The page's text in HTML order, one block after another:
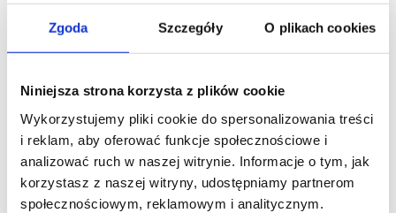
Zgoda Szczegóły O plikach cookies
Niniejsza strona korzysta z plików cookie
Wykorzystujemy pliki cookie do spersonalizowania treści
i reklam, aby oferować funkcje społecznościowe i
analizować ruch w naszej witrynie. Informacje o tym, jak
korzystasz z naszej witryny, udostępniamy partnerom
społecznościowym, reklamowym i analitycznym.
konstrukcji specjalnych w Tarnowskich Górach, takich jak
kominy przemysłowe, hale oraz wieże.
powstałe w wyniku rozbiórek podlegają kruszeniu oraz
przepisami dotyczącymi gospodarowania odpadami.
Świadczymy usługi w sposób profesjonalny,
dotrzymujemy terminów i dbamy o wysoką jakość naszej
pracy. Zapraszamy do kontaktu i współpracy!